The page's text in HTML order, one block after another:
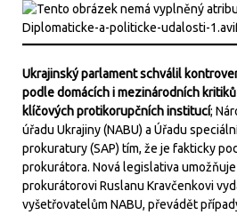
Ukrajinský parlament schválil
podle domácích i mezinárodních
klíčových protikorupčních institucí;
úřadu Ukrajiny (NABU) a Úřadu
prokuratury (SAP) tím, že je fakticky
prokurátora. Nová legislativa
prokurátorovi Ruslanu Kravčenkovi
vyšetřovatelům NABU, převádět